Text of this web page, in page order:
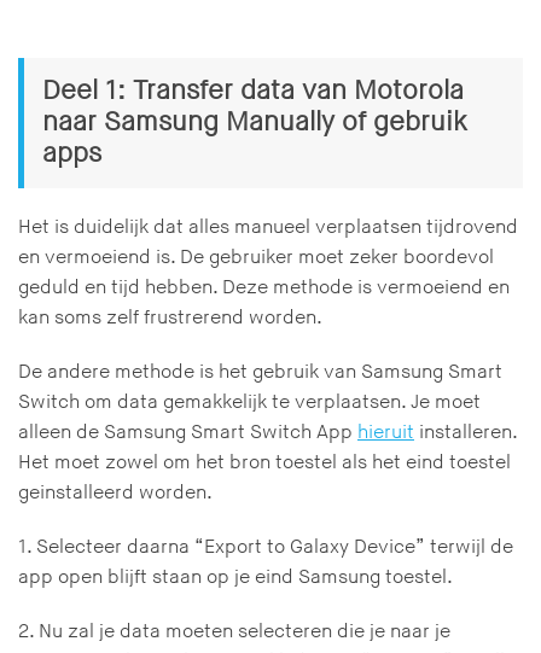
Deel 1: Transfer data van Motorola
naar Samsung Manually of gebruik
apps
Het is duidelijk dat alles manueel verplaatsen tijdrovend
en vermoeiend is. De gebruiker moet zeker boordevol
geduld en tijd hebben. Deze methode is vermoeiend en
kan soms zelf frustrerend worden.
De andere methode is het gebruik van Samsung Smart
Switch om data gemakkelijk te verplaatsen. Je moet
alleen de Samsung Smart Switch App hieruit installeren.
Het moet zowel om het bron toestel als het eind toestel
geinstalleerd worden.
1. Selecteer daarna “Export to Galaxy Device” terwijl de
app open blijft staan op je eind Samsung toestel.
2. Nu zal je data moeten selecteren die je naar je